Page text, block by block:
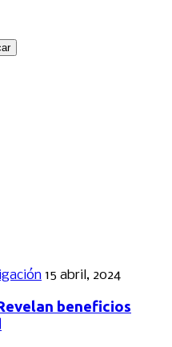
15 abril, 2024
beneficios